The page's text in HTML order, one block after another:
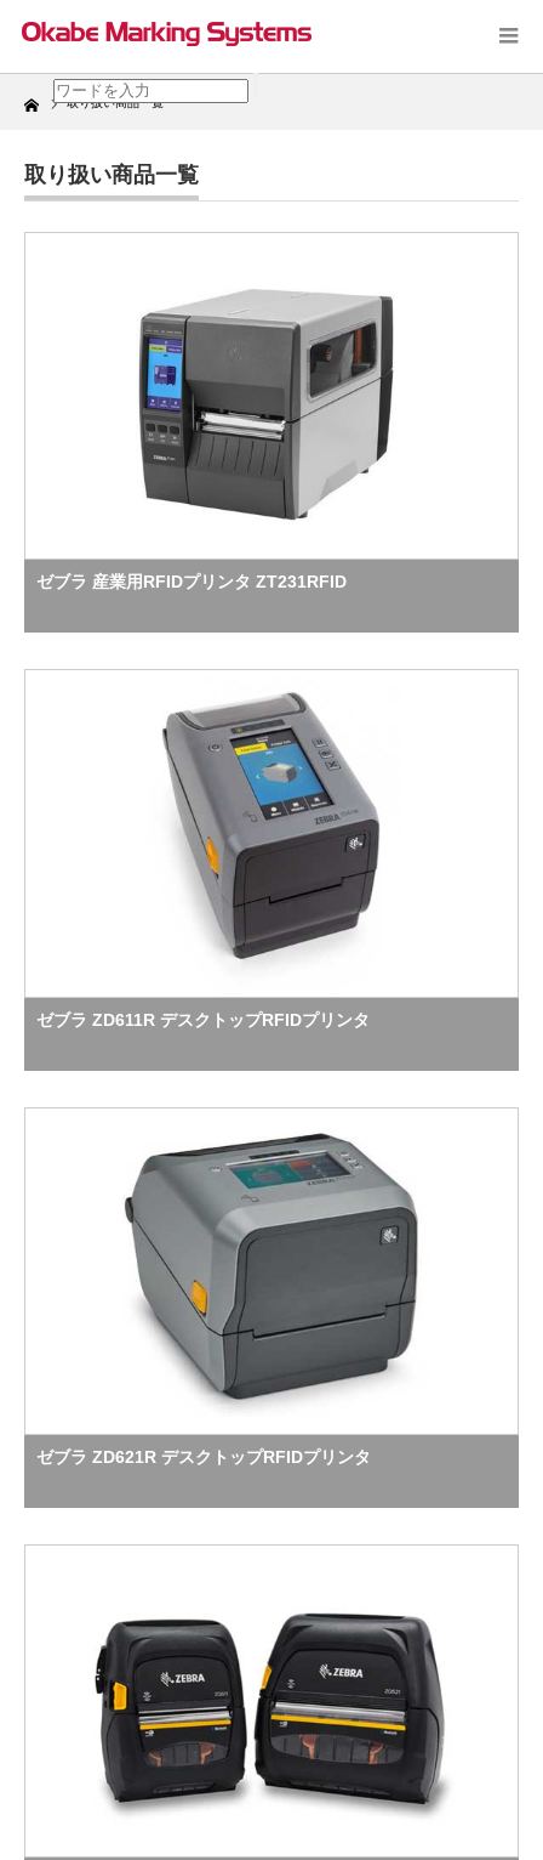
Home 取り扱い商品一覧
取り扱い商品一覧
ゼブラ 産業用RFIDプリンタ ZT231RFID
ゼブラ ZD611R デスクトップRFIDプリンタ
ゼブラ ZD621R デスクトップRFIDプリンタ